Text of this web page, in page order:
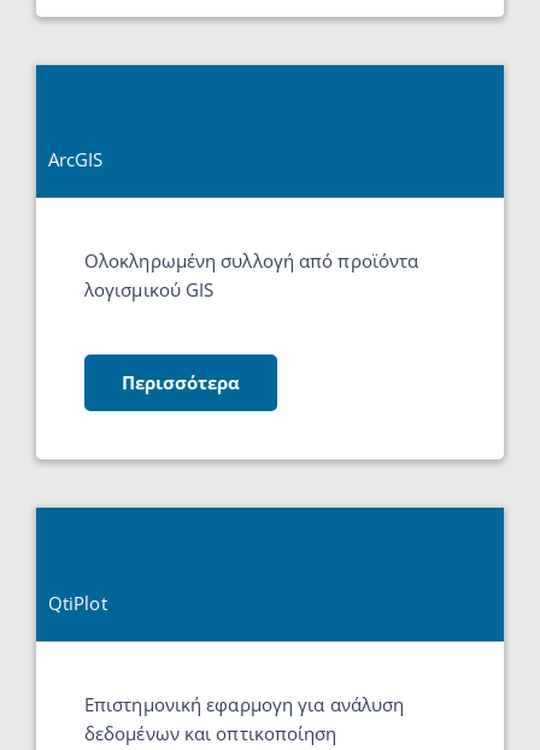
ArcGIS
Ολοκληρωμένη συλλογή από προϊόντα
λογισμικού GIS
Περισσότερα
QtiPlot
Επιστημονική εφαρμογη για ανάλυση
δεδομένων και οπτικοποίηση